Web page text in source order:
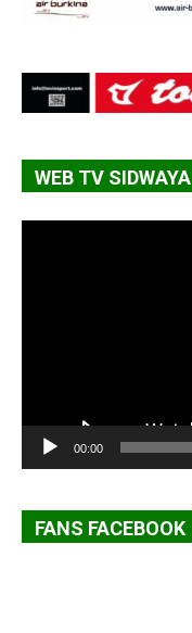
WEB TV SIDWAYA
00:00
FANS FACEBOOK